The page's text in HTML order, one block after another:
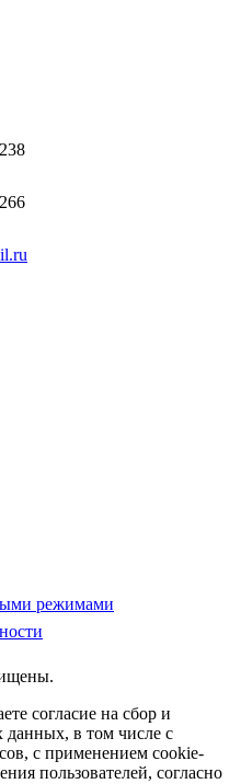
режимами
согласие на сбор и
в том числе с
с применением cookie-
пользователей, согласно